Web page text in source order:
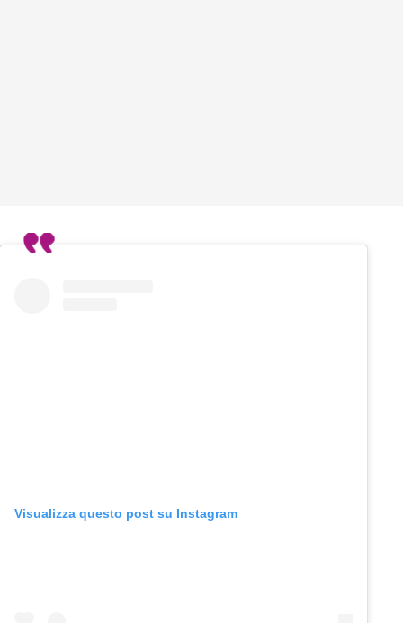
Visualizza questo post su Instagram